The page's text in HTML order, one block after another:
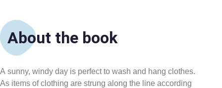
About the book
A sunny, windy day is perfect to wash and hang clothes.
As items of clothing are strung along the line according